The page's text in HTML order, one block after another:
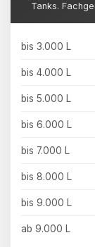
Tanks.
bis 3.000 L
bis 4.000 L
bis 5.000 L
bis 6.000 L
bis 7.000 L
bis 8.000 L
bis 9.000 L
ab 9.000 L